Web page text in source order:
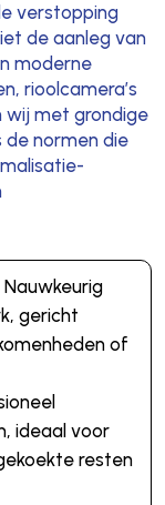
verstopping
de aanleg van
moderne
rioolcamera’s
wij met grondige
de normen die
Nauwkeurig
gericht
of
ideaal voor
resten